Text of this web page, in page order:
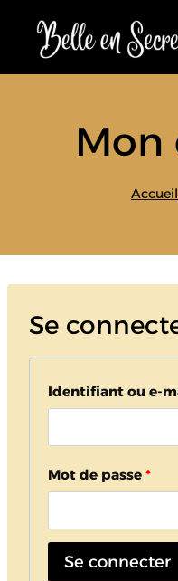
contenu
Accueil
Se
Identifiant ou e-
Mot de passe *O
l
i
Se connecter